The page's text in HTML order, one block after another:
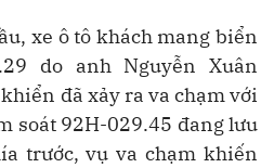
xe ô tô khách mang biển
do anh Nguyễn Xuân
đã xảy ra va chạm với
soát 92H-029.45 đang lưu
trước, vụ va chạm khiến